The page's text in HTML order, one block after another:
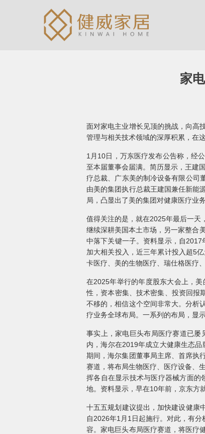
家
面对家电主业增长见顶的挑战，向高
管理与相关技术领域的深厚积累，在
1月10日，万东医疗发布公告称，经
至本届董事会届满。简历显示，王建
疗总裁、广东美的制冷设备有限公司
由美的集团执行总裁王建国兼任新能
局，凸显出了美的集团对健康医疗业
值得关注的是，就在2025年最后一天
继续深耕美国本土市场，另一家整合
中落下关键一子。资料显示，自
加大相关投入，近三年累计投入超5
卡医疗、美的生物医疗、瑞仕格医疗
在2025年举行的年度股东大会上，
性，资本密集、技术密集、投资回报
不移的，相信这个空间非常大。分析
疗业务全球布局。一系列的布局，显
事实上，家电巨头布局医疗赛道已
内，海尔在2019年成立大健康生态
期间，海尔集团董事局主席、首席执
赛道，将布局生物医疗、医疗设备、
挥各自在显示技术与医疗器械方面的
地。资料显示，早在10年前，京东方
十五五规划建议提出，加快建设健康
自2026年1月1日起施行。对此，有
容。家电巨头布局医疗赛道，将医疗